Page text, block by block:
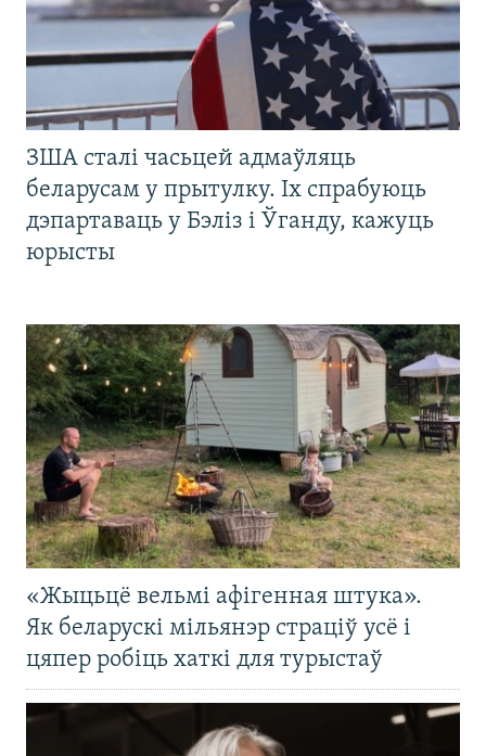
ЗША сталі часьцей адмаўляць
беларусам у прытулку. Іх спрабуюць
дэпартаваць у Бэліз і Ўганду, кажуць
юрысты
«Жыцьцё вельмі афігенная штука».
Як беларускі мільянэр страціў усё і
цяпер робіць хаткі для турыстаў